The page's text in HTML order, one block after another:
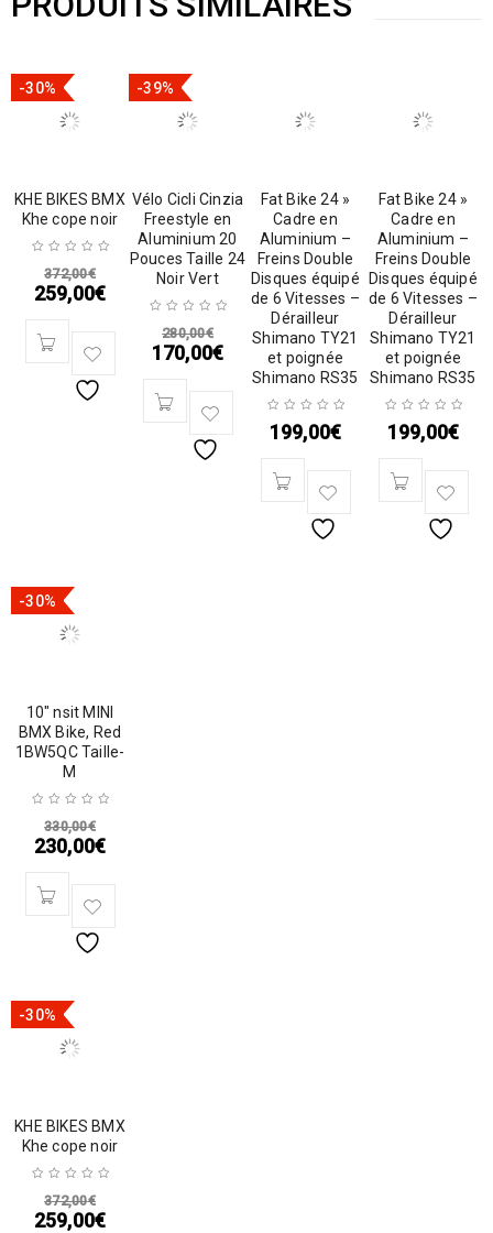
-30%
KHE BIKES BMX
Khe cope noir
372,00€
259,00€
-39%
Vélo Cicli Cinzia
Freestyle en
Aluminium 20
Pouces Taille 24
Noir Vert
280,00€
170,00€
Fat Bike 24 »
Cadre en
Aluminium –
Freins Double
Disques équipé
de 6 Vitesses –
Dérailleur
Shimano TY21
et poignée
Shimano RS35
199,00€
Fat Bike 24 »
Cadre en
Aluminium –
Freins Double
Disques équipé
de 6 Vitesses –
Dérailleur
Shimano TY21
et poignée
Shimano RS35
199,00€
-30%
10″ nsit MINI
BMX Bike, Red
1BW5QC Taille-
M
330,00€
230,00€
-30%
KHE BIKES BMX
Khe cope noir
372,00€
259,00€